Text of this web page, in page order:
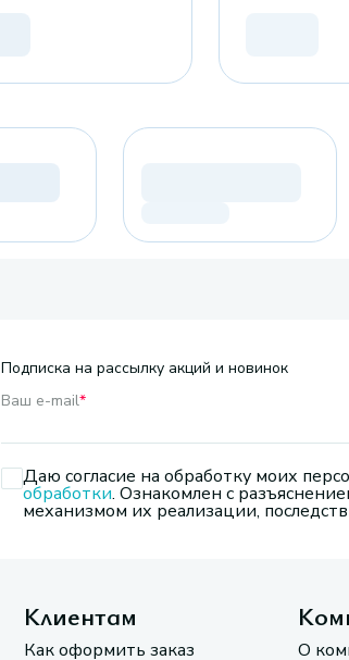
Подписка на рассылку акций и новинок
Ваш e-mail*
Даю согласие на обработку моих
обработки. Ознакомлен с
механизмом их реализации,
Клиентам
Как оформить заказ О